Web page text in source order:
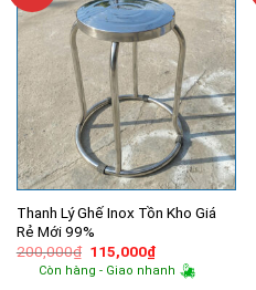
Thanh Lý Ghế Inox Tồn Kho Giá
Rẻ Mới 99%
200,000₫ Giá
gốc
là:
115,000₫Giá
hiện
tại
Còn hàng - Giao nhanh